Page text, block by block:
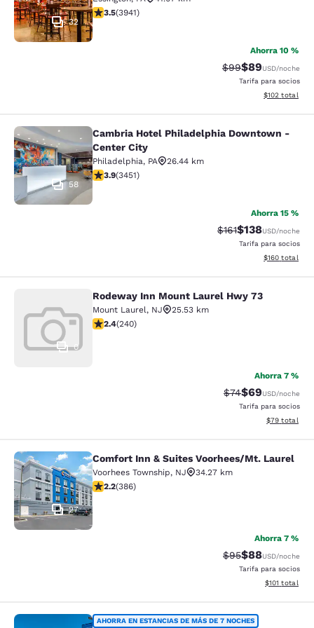
32
calificación de 3.45 estrellas. Bueno. 3941 reseñas
3.5(3941)
Ahorra 10 %
Precio tachado:
$99Precio con
$89USD/noche
Tarifa para socios
Ver detalles
$102 total
Cambria Hotel Philadelphia
58
Cambria Hotel Philadelphia Downtown -
Center City
Philadelphia, PA
26.44 km
calificación de 3.89 estrellas. Bueno. 3451 reseñas
3.9(3451)
Ahorra 15 %
Precio tachado:
$161Precio con
$138USD/noche
Tarifa para socios
Ver detalles
$160 total
Rodeway Inn Mount Laurel Hwy 73
0
Rodeway Inn Mount Laurel Hwy 73
Mount Laurel, NJ
25.53 km
calificación de 2.39 estrellas. Feria. 240 reseñas
2.4(240)
Ahorra 7 %
Precio tachado:
$74Precio con
$69USD/noche
Tarifa para socios
Ver detalles
$79 total
Comfort Inn & Suites Voorhees/Mt.
27
Comfort Inn & Suites Voorhees/Mt. Laurel
Voorhees Township, NJ
34.27 km
calificación de 2.24 estrellas. Feria. 386 reseñas
2.2(386)
Ahorra 7 %
Precio tachado:
$95Precio con
$88USD/noche
Tarifa para socios
Ver detalles
$101 total
AHORRA EN ESTANCIAS DE MÁS DE 7 NOCHES